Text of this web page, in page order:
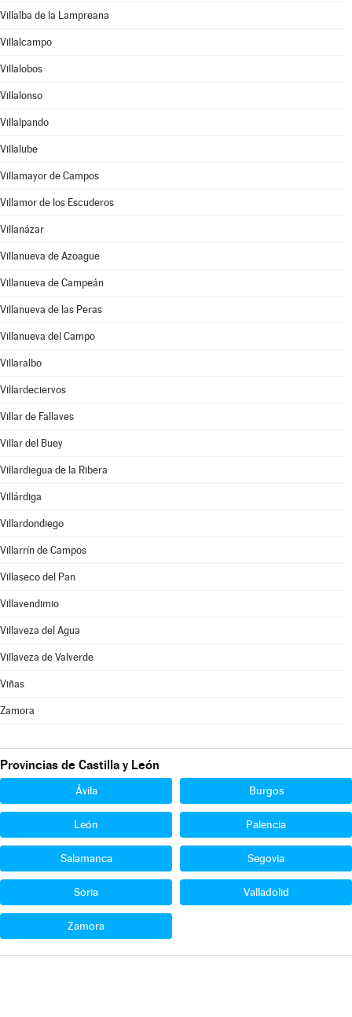
Villalba de la Lampreana
Villalcampo
Villalobos
Villalonso
Villalpando
Villalube
Villamayor de Campos
Villamor de los Escuderos
Villanázar
Villanueva de Azoague
Villanueva de Campeán
Villanueva de las Peras
Villanueva del Campo
Villaralbo
Villardeciervos
Villar de Fallaves
Villar del Buey
Villardiegua de la Ribera
Villárdiga
Villardondiego
Villarrín de Campos
Villaseco del Pan
Villavendimio
Villaveza del Agua
Villaveza de Valverde
Viñas
Zamora
Provincias de Castilla y León
Ávila Burgos
León Palencia
Salamanca Segovia
Soria Valladolid
Zamora